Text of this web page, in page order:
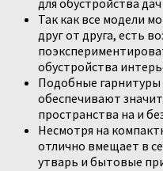
для обустройства
Так как все модели
друг от друга, есть
обустройства
Подобные
обеспечивают
пространства на и
Несмотря на
отлично вмещает в
утварь и бытовые